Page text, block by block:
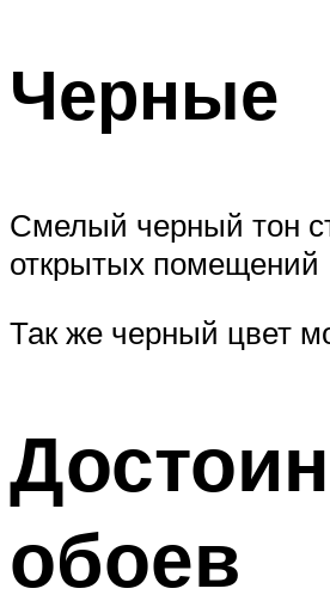
Черные
Смелый черный тон
открытых помещений
Так же черный цвет
обоев